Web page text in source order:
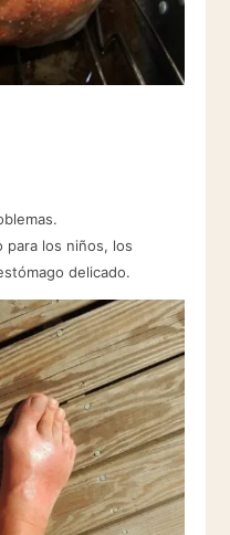
para los niños, los
delicado.